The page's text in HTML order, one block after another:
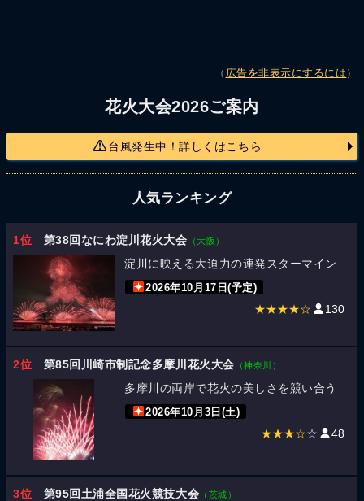
（ 広告を非表示にするには ）
花火大会2026ご案内
台風発生中！詳しくはこちら
人気ランキング
1位 第38回なにわ淀川花火大会 （大阪）
淀川に映える大迫力の連発スターマイン
2026年10月17日(予定)
★★★★☆ 130
2位 第85回川崎市制記念多摩川花火大会 （神奈川）
多摩川の両岸で花火の美しさを競い合う
2026年10月3日(土)
★★★☆☆ 48
3位 第95回土浦全国花火競技大会 （茨城）